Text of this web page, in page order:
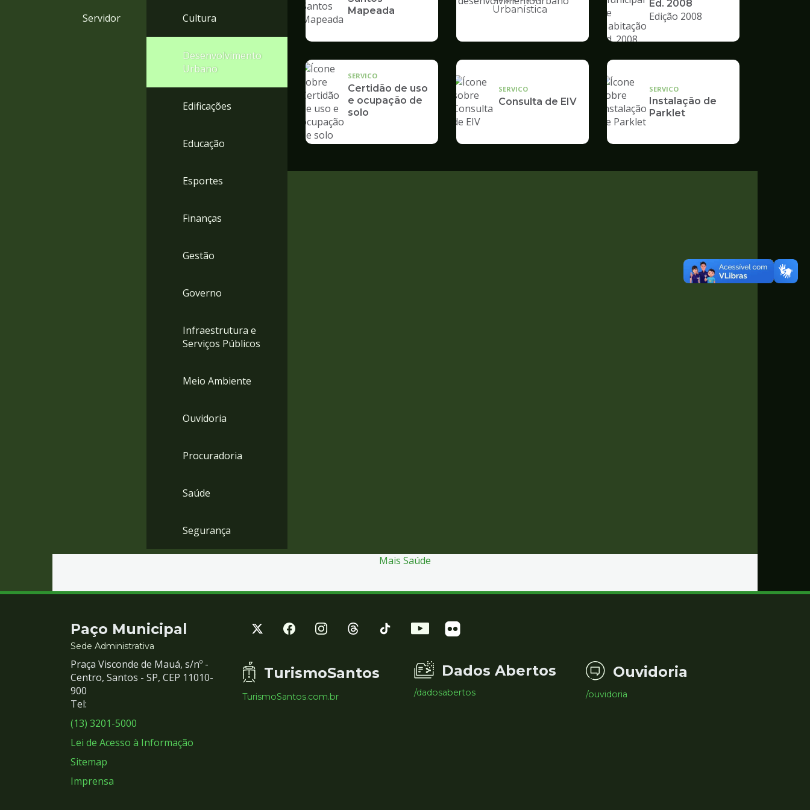
Servidor Cultura
Desenvolvimento
Urbano
Edificações
Educação
Esportes
Finanças
Gestão
Governo
Infraestrutura e
Serviços Públicos
Meio Ambiente
Ouvidoria
Procuradoria
Saúde
Segurança
Mapeada
Ilustração
de
Desenvolvimento
Urbanística
Ed. 2008
Edição 2008
SERVICO
Certidão de uso
e ocupação de
solo
SERVICO
Consulta de EIV
SERVICO
Instalação de
Parklet
Mais Saúde
Contato
e
Redes
Sociais
Paço Municipal
Sede Administrativa
Praça Visconde de Mauá, s/nº -
Centro, Santos - SP, CEP 11010-
900
Tel:
(13) 3201-5000
Lei de Acesso à Informação
Sitemap
Imprensa
TurismoSantos
TurismoSantos.com.br
Dados Abertos
/dadosabertos
Ouvidoria
/ouvidoria